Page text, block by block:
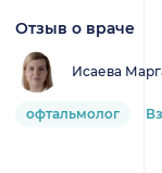
Отзыв о враче
Исаева
офтальмолог